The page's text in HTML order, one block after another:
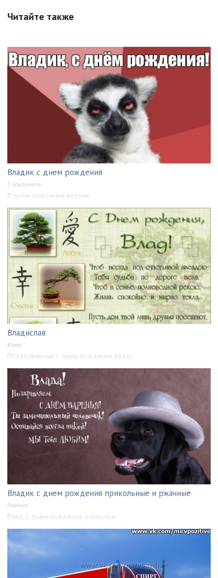
Читайте также
Владик с днем рождения
С рождением
С днём рождения владик
Владислав
Юмор
Поздравления с днём рождения владу
Владик с днем рождения прикольные и ржачные
Ржачные
Влад с днём рождения открытка